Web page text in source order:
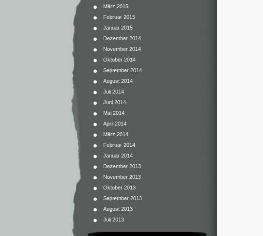
März 2015
Februar 2015
Januar 2015
Dezember 2014
November 2014
Oktober 2014
September 2014
August 2014
Juli 2014
Juni 2014
Mai 2014
April 2014
März 2014
Februar 2014
Januar 2014
Dezember 2013
November 2013
Oktober 2013
September 2013
August 2013
Juli 2013